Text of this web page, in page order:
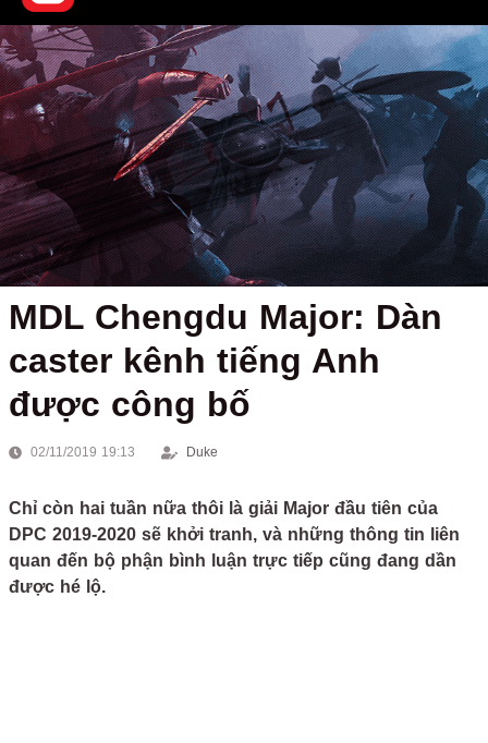
MDL Chengdu Major: Dàn
caster kênh tiếng Anh
được công bố
02/11/2019 19:13 Duke
Chỉ còn hai tuần nữa thôi là giải Major đầu tiên của
DPC 2019-2020 sẽ khởi tranh, và những thông tin liên
quan đến bộ phận bình luận trực tiếp cũng đang dần
được hé lộ.